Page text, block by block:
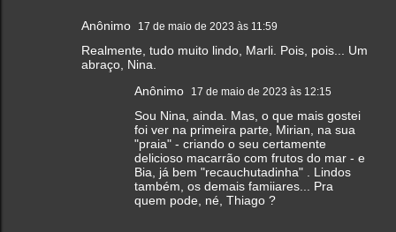
Anônimo 17 de maio de 2023 às 11:59
Realmente, tudo muito lindo, Marli. Pois, pois... Um
abraço, Nina.
Anônimo 17 de maio de 2023 às 12:15
Sou Nina, ainda. Mas, o que mais gostei
foi ver na primeira parte, Mirian, na sua
"praia" - criando o seu certamente
delicioso macarrão com frutos do mar - e
Bia, já bem "recauchutadinha" . Lindos
também, os demais famiiares... Pra
quem pode, né, Thiago ?